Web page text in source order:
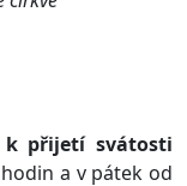
k přijetí svátosti
a v pátek od